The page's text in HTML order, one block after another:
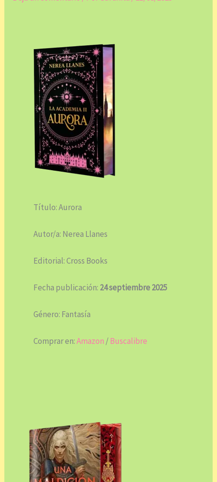
Título: Aurora
Autor/a: Nerea Llanes
Editorial: Cross Books
Fecha publicación: 24 septiembre 2025
Género: Fantasía
Comprar en:Amazon/Buscalibre